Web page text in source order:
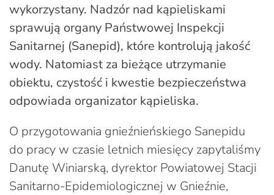
wykorzystany. Nadzór nad kąpieliskami
sprawują organy Państwowej Inspekcji
Sanitarnej (Sanepid), które kontrolują jakość
wody. Natomiast za bieżące utrzymanie
obiektu, czystość i kwestie bezpieczeństwa
odpowiada organizator kąpieliska.
O przygotowania gnieźnieńskiego Sanepidu
do pracy w czasie letnich miesięcy zapytaliśmy
Danutę Winiarską, dyrektor Powiatowej Stacji
Sanitarno-Epidemiologicznej w Gnieźnie,